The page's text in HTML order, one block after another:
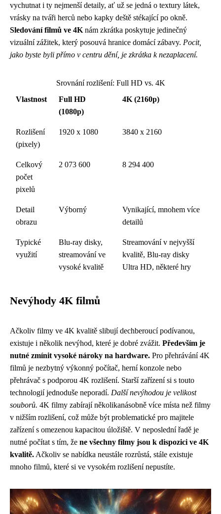
vychutnat i ty nejmenší detaily, ať už se jedná o textury látek,
vrásky na tváři herců nebo kapky deště stékající po okně.
Sledování filmů ve 4K nám zkrátka poskytuje jedinečný
vizuální zážitek, který posouvá hranice domácí zábavy. Pocit,
jako byste byli přímo v centru dění, je zkrátka k nezaplacení.
Srovnání rozlišení: Full HD vs. 4K
Vlastnost
Full HD
(1080p)
4K (2160p)
Rozlišení
(pixely)
1920 x 1080 3840 x 2160
Celkový
počet
pixelů
2 073 600 8 294 400
Detail
obrazu
Výborný
Vynikající, mnohem více
detailů
Typické
využití
Blu-ray disky,
streamování ve
vysoké kvalitě
Streamování v nejvyšší
kvalitě, Blu-ray disky
Ultra HD, některé hry
Nevýhody 4K filmů
Ačkoliv filmy ve 4K kvalitě slibují dechberoucí podívanou,
existuje i několik nevýhod, které je dobré zvážit. Především je
nutné zmínit vysoké nároky na hardware. Pro přehrávání 4K
filmů je nezbytný výkonný počítač, herní konzole nebo
přehrávač s podporou 4K rozlišení. Starší zařízení si s touto
technologií jednoduše neporadí. Další nevýhodou je velikost
souborů. 4K filmy zabírají několikanásobně více místa než filmy
v nižším rozlišení, což může být problematické pro majitele
zařízení s omezenou kapacitou úložiště. V neposlední řadě je
nutné počítat s tím, že ne všechny filmy jsou k dispozici ve 4K
kvalitě. Ačkoliv se nabídka neustále rozrůstá, stále existuje
mnoho filmů, které si ve vysokém rozlišení nepustíte.